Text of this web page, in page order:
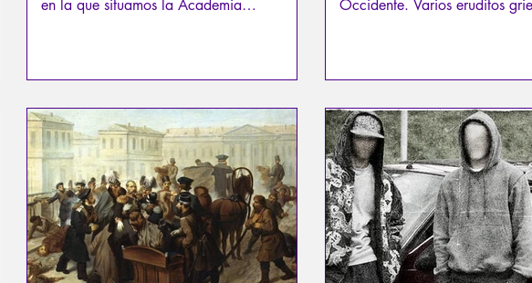
en la que situamos la Academia
casa en la campiña toscana, una a
Florencia y otra a Siena, para conectar el
material estudiado con representaciones
artísticas..
Occidente. Varios eruditos